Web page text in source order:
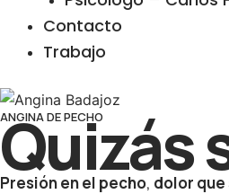
Contacto
Trabajo
ANGINA DE PECHO
Quizás
Presión en el pecho, dolor que